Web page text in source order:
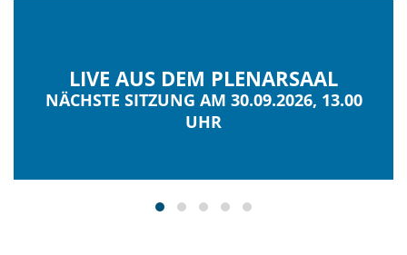
LIVE AUS DEM PLENARSAAL
NÄCHSTE SITZUNG AM 30.09.2026, 13.00
UHR